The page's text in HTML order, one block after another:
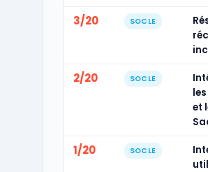
3/20 SOCLE
2/20 SOCLE
et
1/20 SOCLE